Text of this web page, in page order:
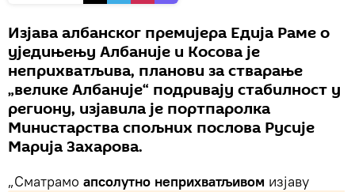
Изјава албанског премијера Едија Раме о
уједињењу Албаније и Косова је
неприхватљива, планови за стварање
„велике Албаније“ подривају стабилност у
региону, изјавила је портпаролка
Министарства спољних послова Русије
Марија Захарова.
„Сматрамо апсолутно неприхватљивом изјаву